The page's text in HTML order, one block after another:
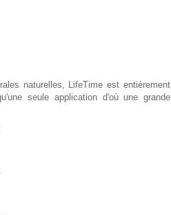
naturelles, LifeTime est entièrement
seule application d'où une grande